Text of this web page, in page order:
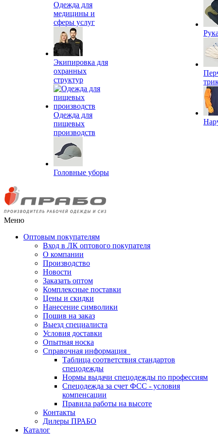
Одежда для
медицины и
сферы услуг
Экипировка для
охранных
структур
Одежда для
пищевых
производств
Головные уборы
Меню
Оптовым покупателям
Вход в ЛК оптового покупателя
О компании
Производство
Новости
Заказать оптом
Комплексные поставки
Цены и скидки
Нанесение символики
Пошив на заказ
Выезд специалиста
Условия доставки
Опытная носка
Справочная информация
Таблица соответствия стандартов
спецодежды
Нормы выдачи спецодежды по профессиям
Спецодежда за счет ФСС - условия
компенсации
Правила работы на высоте
Контакты
Дилеры ПРАБО
Каталог